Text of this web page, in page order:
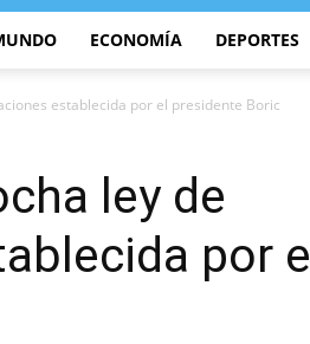
ECONOMÍA DEPORTES
establecida por el presidente Boric
ley de
por el